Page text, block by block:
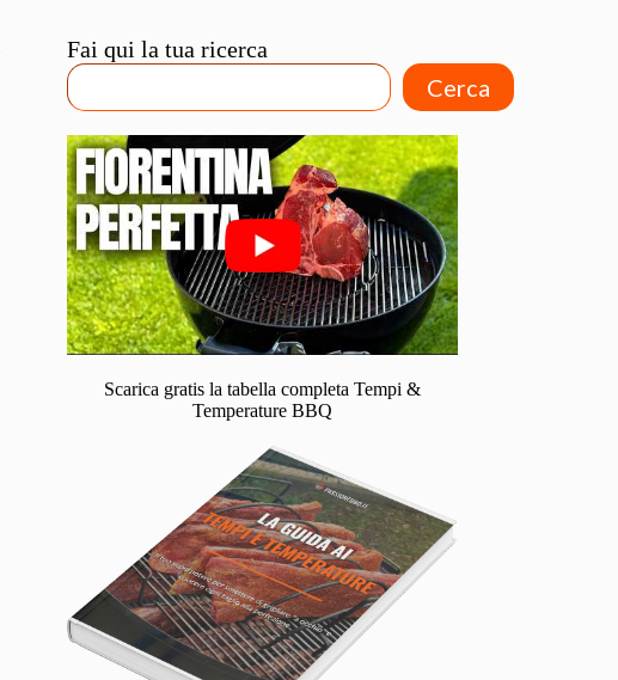
Fai qui la tua ricerca
Cerca
Scarica gratis la tabella completa Tempi &
Temperature BBQ